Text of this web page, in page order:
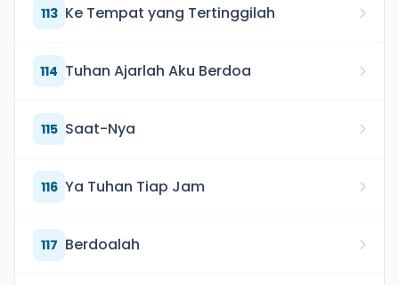
113 Ke Tempat yang Tertinggilah
114 Tuhan Ajarlah Aku Berdoa
115 Saat-Nya
116 Ya Tuhan Tiap Jam
117 Berdoalah